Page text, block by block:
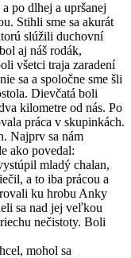
po dlhej a upršanej
Stihli sme sa akurát
slúžili duchovní
aj náš rodák,
všetci traja zaradení
sa a spoločne sme šli
Dievčatá boli
kilometre od nás. Po
práca v skupinkách.
Najprv sa nám
ako povedal:
mladý chalan,
a to iba prácou a
ku hrobu Anky
sa nad jej veľkou
nečistoty. Boli
mohol sa